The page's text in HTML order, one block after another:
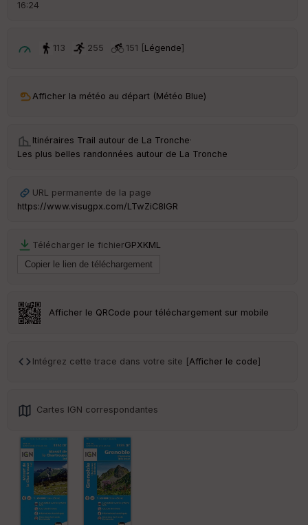
16:24
113 255 151 [ Légende]
Afficher la météo au départ (Météo Blue)
Itinéraires Trail autour de La Tronche·
Les plus belles randonnées autour de La Tronche
URL permanente de la page
https://www.visugpx.com/LTwZiC8IGR
Télécharger le fichierGPXKML
Afficher le QRCode pour téléchargement sur mobile
Intégrez cette trace dans votre site [Afficher le code]
Cartes IGN correspondantes